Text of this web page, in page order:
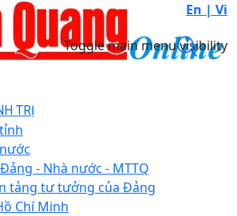
En | Vi
Toggle main menu visibility
TRỊ
- Nhà nước - MTTQ
tảng tư tưởng của Đảng
Chí Minh